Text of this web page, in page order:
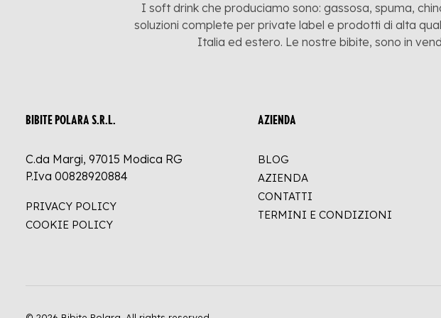
I soft drink che produciamo sono: gassosa, spuma,
soluzioni complete per private label e prodotti di alta
Italia ed estero. Le nostre bibite, sono in
BIBITE POLARA S.R.L.
C.da Margi, 97015 Modica RG
P.Iva 00828920884
PRIVACY POLICY
COOKIE POLICY
AZIENDA
BLOG
AZIENDA
CONTATTI
TERMINI E CONDIZIONI